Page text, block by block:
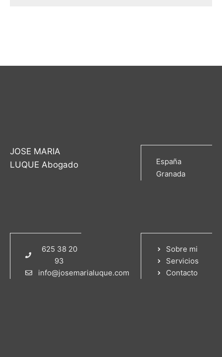
JOSE MARIA
LUQUE Abogado
España
Granada
625 38 20
93
info@josemarialuque.com
Sobre mi
Servicios
Contacto